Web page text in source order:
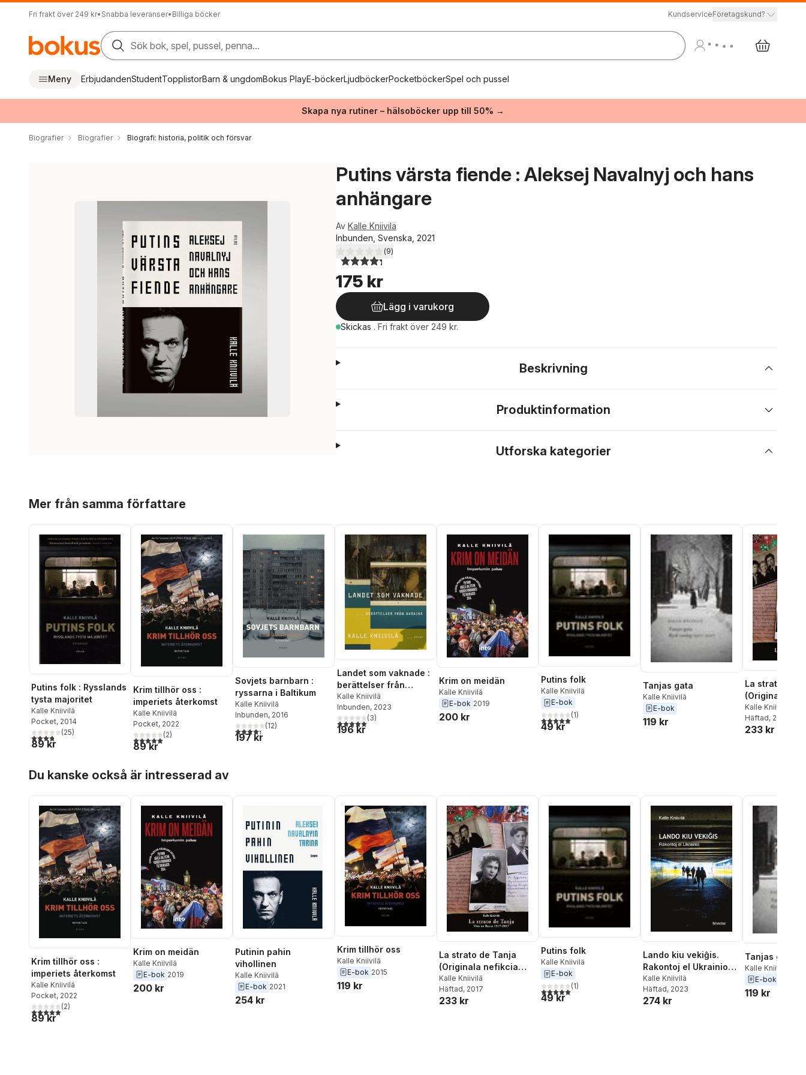
Fri frakt över 249 kr• Snabba leveranser• Billiga böcker KundserviceFöretagskund?
Sök bok, spel, pussel, penna...
Meny ErbjudandenStudentTopplistorBarn & ungdomBokus PlayE-böckerLjudböckerPocketböckerSpel och pussel
Skapa nya rutiner – hälsoböcker upp till 50% →
Biografier Biografier Biografi: historia, politik och försvar
Putins värsta fiende : Aleksej Navalnyj och hans
anhängare
Av Kalle Kniivilä
Inbunden, Svenska, 2021
4,3utav 5 stjärnor. Totalt antal röster:
(9)
175 kr
Lägg i varukorg
Skickas . Fri frakt över 249 kr.
Beskrivning
Produktinformation
Utforska kategorier
Mer från samma författare
Putins folk : Rysslands
tysta majoritet
Kalle Kniivilä
Pocket, 2014
3,8utav 5 stjärnor. Totalt antal röster:
(25)
89 kr
Krim tillhör oss :
imperiets återkomst
Kalle Kniivilä
Pocket, 2022
5,0utav 5 stjärnor. Totalt antal röster:
(2)
89 kr
Sovjets barnbarn :
ryssarna i Baltikum
Kalle Kniivilä
Inbunden, 2016
4,3utav 5 stjärnor. Totalt antal röster:
(12)
197 kr
Landet som vaknade :
berättelser från
Ukraina
Kalle Kniivilä
Inbunden, 2023
5,0utav 5 stjärnor. Totalt antal röster:
(3)
196 kr
Krim on meidän
Kalle Kniivilä
E-bok 2019
200 kr
Putins folk
Kalle Kniivilä
E-bok
5,0utav 5 stjärnor. Totalt antal röster:
(1)
49 kr
Tanjas gata
Kalle Kniivilä
E-bok
119 kr
La strato de
(Originala
rakonto en
Kalle Kniivilä
Häftad, 2017
233 kr
Du kanske också är intresserad av
Krim tillhör oss :
imperiets återkomst
Kalle Kniivilä
Pocket, 2022
5,0utav 5 stjärnor. Totalt antal röster:
(2)
89 kr
Krim on meidän
Kalle Kniivilä
E-bok 2019
200 kr
Putinin pahin
vihollinen
Kalle Kniivilä
E-bok 2021
254 kr
Krim tillhör oss
Kalle Kniivilä
E-bok 2015
119 kr
La strato de Tanja
(Originala nefikcia
rakonto en Esperanto)
Kalle Kniivilä
Häftad, 2017
233 kr
Putins folk
Kalle Kniivilä
E-bok
5,0utav 5 stjärnor. Totalt antal röster:
(1)
49 kr
Lando kiu vekiĝis.
Rakontoj el Ukrainio
(Raportoj en
Esperanto)
Kalle Kniivilä
Häftad, 2023
274 kr
Tanjas gata
Kalle Kniivilä
E-bok
119 kr